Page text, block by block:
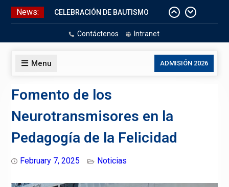
Skip
News:
CELEBRACIÓN DE BAUTISMO
Pizarras Inteligentes
Laboratorios de Cómputo
Contáctenos Intranet
Menu ADMISIÓN 2026
Fomento de los
Neurotransmisores en la
Pedagogía de la Felicidad
February 7, 2025 Noticias